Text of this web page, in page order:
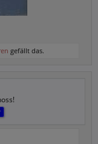
gefällt das.